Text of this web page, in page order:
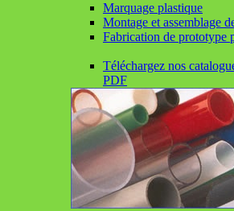
Marquage plastique
Montage et assemblage
Fabrication de prototype
Téléchargez nos
PDF